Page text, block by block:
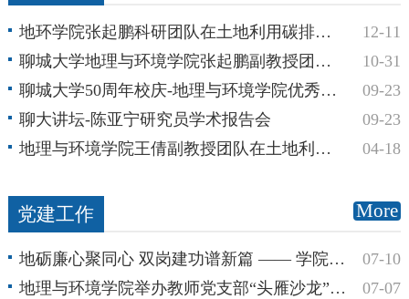
地环学院张起鹏科研团队在土地利用碳排放研究领域取得重要进展
12-11
聊城大学地理与环境学院张起鹏副教授团队在绿色发展研究领域获得重要进展
10-31
聊城大学50周年校庆-地理与环境学院优秀校友学术报告会
09-23
聊大讲坛-陈亚宁研究员学术报告会
09-23
地理与环境学院王倩副教授团队在土地利用碳排放研究领域获得重要进展
04-18
党建工作 More
地砺廉心聚同心 双岗建功谱新篇 —— 学院举办首期“地砺・廉心・同心”民主党派教师专题微课
07-10
地理与环境学院举办教师党支部“头雁沙龙”活动
07-07